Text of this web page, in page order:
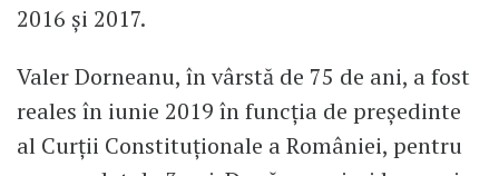
2016 și 2017.
Valer Dorneanu, în vârstă de 75 de ani, a fost
reales în iunie 2019 în funcția de preşedinte
al Curţii Constituţionale a României, pentru